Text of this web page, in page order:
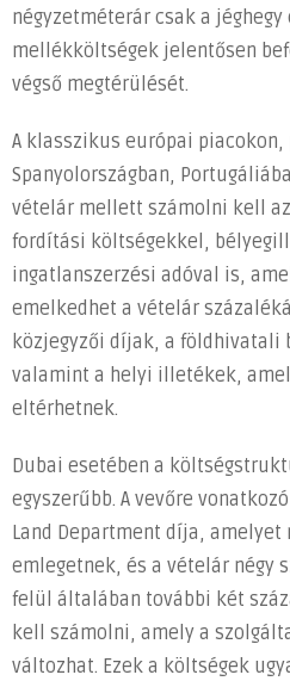
ismerni
a
teljes
költségstruktúrát
külföldi
bejegyzéshez
négyzetméterár csak a
mellékköltségek jelentősen
végső megtérülését.
A klasszikus európai piacokon,
Spanyolországban,
vételár mellett számolni kell
fordítási költségekkel,
ingatlanszerzési adóval is,
emelkedhet a vételár
közjegyzői díjak, a földhivatali
valamint a helyi illetékek,
eltérhetnek.
Dubai esetében a
egyszerűbb. A vevőre
Land Department díja, amelyet
emlegetnek, és a vételár négy
felül általában további két
kell számolni, amely a
változhat. Ezek a költségek